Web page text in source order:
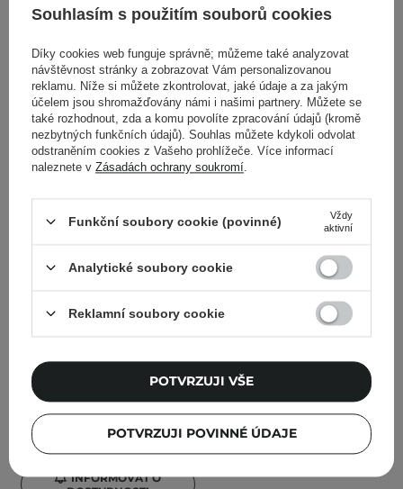
859,00 Kč
PŘIDAT DO KOŠÍKU
779,00 Kč
INFORMOVAT O
DOSTUPNOSTI
La Bomba - Midnight
1 230,00 Kč
INFORMOVAT O
Souhlasím s použitím souborů cookies
Díky cookies web funguje správně; můžeme také analyzovat
návštěvnost stránky a zobrazovat Vám personalizovanou
reklamu. Níže si můžete zkontrolovat, jaké údaje a za jakým
účelem jsou shromažďovány námi i našimi partnery. Můžete se
také rozhodnout, zda a komu povolíte zpracování údajů (kromě
nezbytných funkčních údajů). Souhlas můžete kdykoli odvolat
odstraněním cookies z Vašeho prohlížeče. Více informací
naleznete v Zásadách ochrany soukromí
Funkční soubory cookie (povinné)
Vždy
aktivní
Analytické soubory cookie
Reklamní soubory cookie
POTVRZUJI POVINNÉ ÚDAJE
POTVRZUJI VŠE